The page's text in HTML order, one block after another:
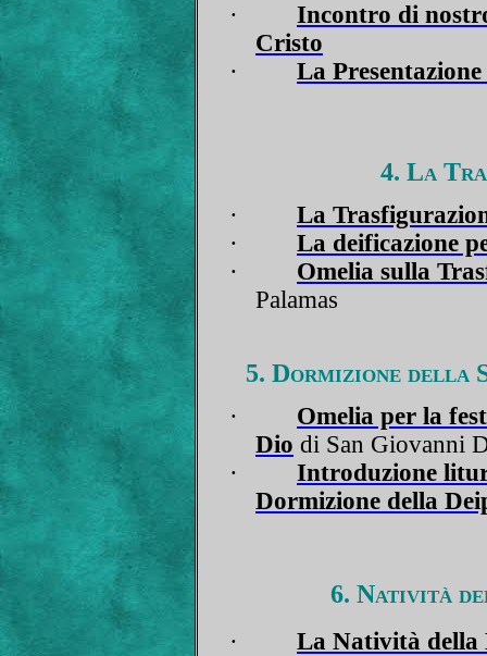
·
Incontro di
Cristo
·
La
4. La
·
La
·
La deificazione
·
Omelia sulla
Palamas
5. Dormizione della
·
Omelia per la
Dio di San Giovanni
·
Introduzione
Dormizione della
6. Natività
· La Natività della